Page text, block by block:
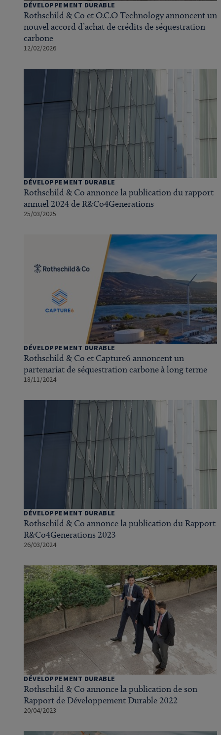
DÉVELOPPEMENT DURABLE
Rothschild & Co et O.C.O Technology annoncent un
nouvel accord d’achat de crédits de séquestration
carbone
12/02/2026
DÉVELOPPEMENT DURABLE
Rothschild & Co annonce la publication du rapport
annuel 2024 de R&Co4Generations
25/03/2025
DÉVELOPPEMENT DURABLE
Rothschild & Co et Capture6 annoncent un
partenariat de séquestration carbone à long terme
18/11/2024
DÉVELOPPEMENT DURABLE
Rothschild & Co annonce la publication du Rapport
R&Co4Generations 2023
26/03/2024
DÉVELOPPEMENT DURABLE
Rothschild & Co annonce la publication de son
Rapport de Développement Durable 2022
20/04/2023